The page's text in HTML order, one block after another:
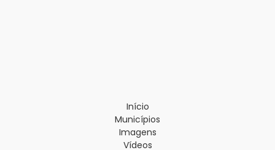
Início
Municípios
Imagens
Vídeos